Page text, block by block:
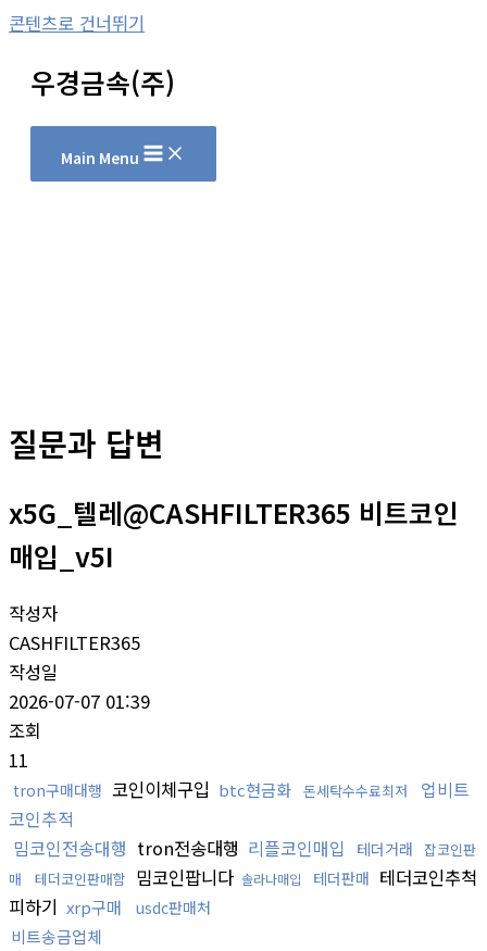
콘텐츠로 건너뛰기
우경금속(주)
Main Menu
질문과 답변
x5G_텔레@CASHFILTER365 비트코인
매입_v5I
작성자
CASHFILTER365
작성일
2026-07-07 01:39
조회
11
tron구매대행 코인이체구입 btc현금화 돈세탁수수료최저
업비트
코인추적
밈코인전송대행 tron전송대행 리플코인매입 테더거래 잡코인판
매
테더코인판매함 밈코인팝니다 솔라나매입 테더판매 테더코인추척
피하기 xrp구매 usdc판매처
비트송금업체